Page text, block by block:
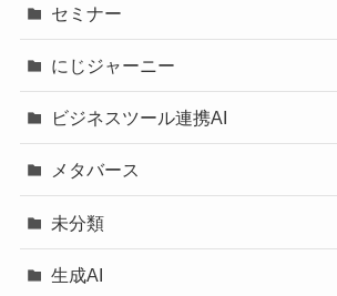
セミナー
にじジャーニー
ビジネスツール連携AI
メタバース
未分類
生成AI